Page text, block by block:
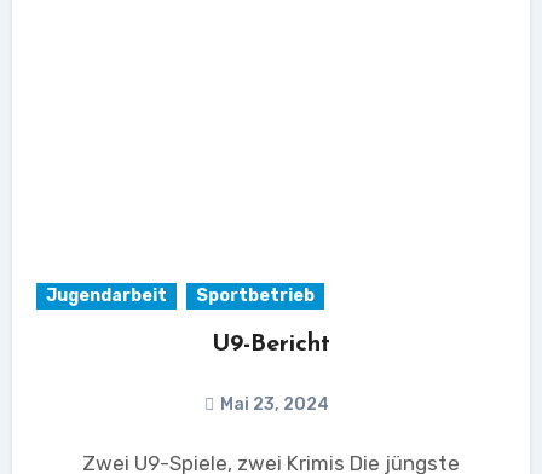
Jugendarbeit Sportbetrieb
U9-Bericht
Mai 23, 2024
Zwei U9-Spiele, zwei Krimis Die jüngste